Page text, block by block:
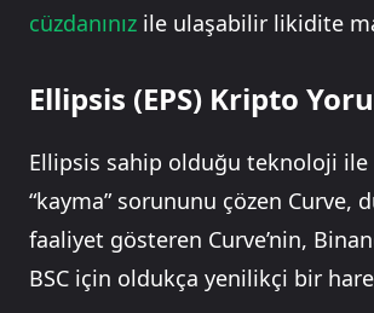
cüzdanınız ile ulaşabilir likidite
Ellipsis (EPS) Kripto
Ellipsis sahip olduğu teknoloji ile
“kayma” sorununu çözen Curve,
faaliyet gösteren Curve’nin,
BSC için oldukça yenilikçi bir